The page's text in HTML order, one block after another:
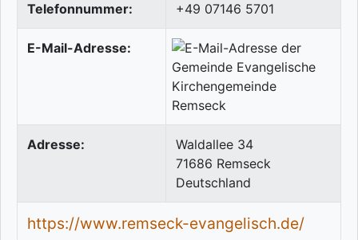
Telefonnummer: +49 07146 5701
E-Mail-Adresse:
Adresse:
Waldallee 34
71686 Remseck
Deutschland
https://www.remseck-evangelisch.de/